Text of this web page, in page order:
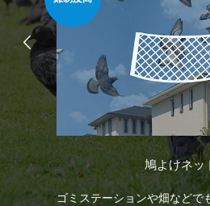
鳩よけネッ
ゴミステーションや畑などで